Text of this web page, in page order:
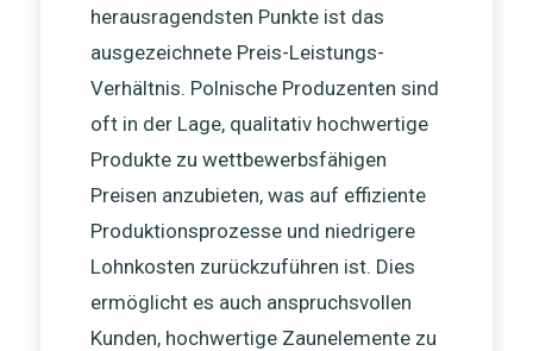
herausragendsten Punkte ist das
ausgezeichnete Preis-Leistungs-
Verhältnis. Polnische Produzenten sind
oft in der Lage, qualitativ hochwertige
Produkte zu wettbewerbsfähigen
Preisen anzubieten, was auf effiziente
Produktionsprozesse und niedrigere
Lohnkosten zurückzuführen ist. Dies
ermöglicht es auch anspruchsvollen
Kunden, hochwertige Zaunelemente zu